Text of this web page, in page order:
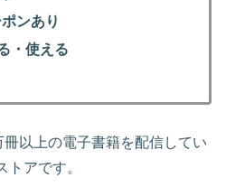
ンあり
・使える
冊以上の電子書籍を配信してい
トアです。